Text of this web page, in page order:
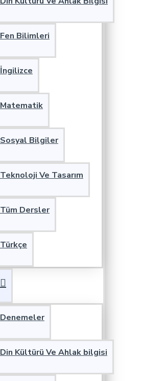
Fen Bilimleri
İngilizce
Matematik
Sosyal Bilgiler
Teknoloji Ve Tasarım
Tüm Dersler
Türkçe
Denemeler
Din Kültürü Ve Ahlak bilgisi